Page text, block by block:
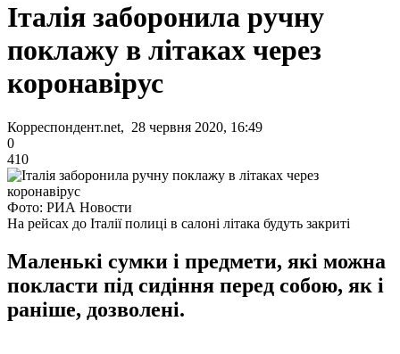
Італія заборонила ручну
поклажу в літаках через
коронавірус
Корреспондент.net, 28 червня 2020, 16:49
0
410
Фото: РИА Новости
На рейсах до Італії полиці в салоні літака будуть закриті
Маленькі сумки і предмети, які можна
покласти під сидіння перед собою, як і
раніше, дозволені.